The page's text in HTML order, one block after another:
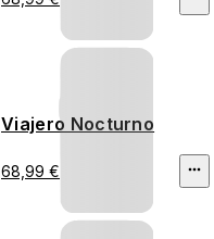
Viajero Nocturno
68,99 €